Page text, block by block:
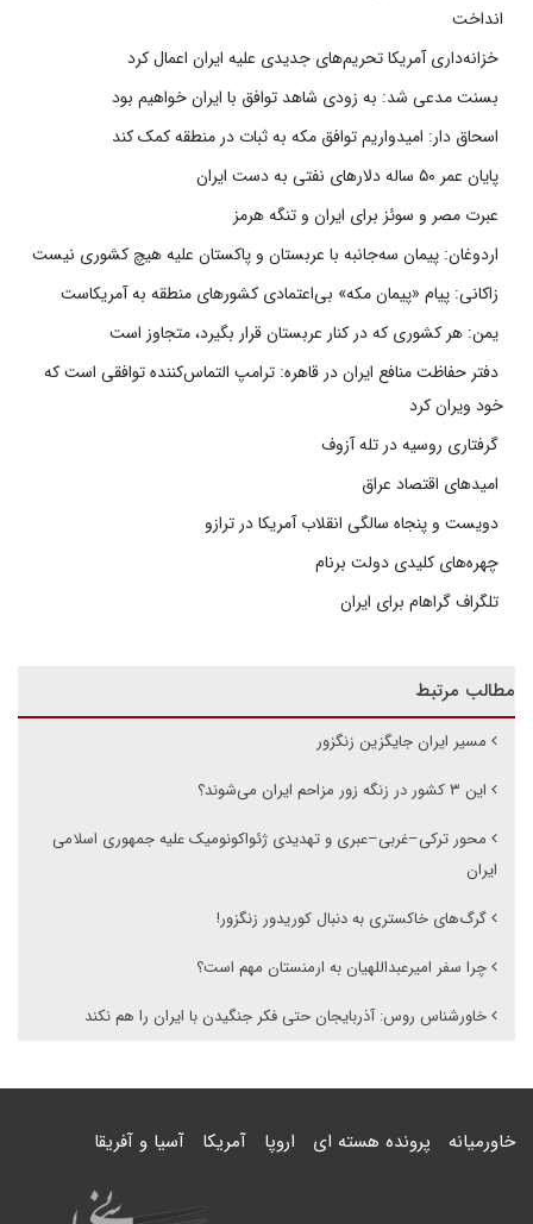
انداخت
خزانه‌داری آمریکا تحریم‌های جدیدی علیه ایران اعمال کرد
بسنت مدعی شد: به زودی شاهد توافق با ایران خواهیم بود
اسحاق دار: امیدواریم توافق مکه به ثبات در منطقه کمک کند
پایان عمر ۵۰ ساله دلارهای نفتی به دست ایران
عبرت مصر و سوئز برای ایران و تنگه هرمز
اردوغان: پیمان سه‌جانبه با عربستان و پاکستان علیه هیچ کشوری نیست
زاکانی: پیام «پیمان مکه» بی‌اعتمادی کشورهای منطقه به آمریکاست
یمن: هر کشوری که در کنار عربستان قرار بگیرد، متجاوز است
دفتر حفاظت منافع ایران در قاهره: ترامپ التماس‌کننده توافقی است که
خود ویران کرد
گرفتاری روسیه در تله آزوف
امیدهای اقتصاد عراق
دویست و پنجاه سالگی انقلاب آمریکا در ترازو
چهره‌های کلیدی دولت برنام
تلگراف گراهام برای ایران
مطالب مرتبط
مسیر ایران جایگزین زنگزور
این ۳ کشور در زنگه زور مزاحم ایران می‌شوند؟
محور ترکی–غربی–عبری و تهدیدی ژئواکونومیک علیه جمهوری اسلامی
ایران
گرگ‌های خاکستری به دنبال کوریدور زنگزور!
چرا سفر امیرعبداللهیان به ارمنستان مهم است؟
خاورشناس روس: آذربایجان حتی فکر جنگیدن با ایران را هم نکند
خاورمیانه پرونده هسته ای اروپا آمریکا آسیا و آفریقا